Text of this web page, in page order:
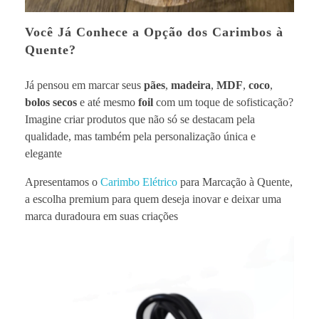
m
M
a
r
c
a
Você Já Conhece a Opção dos Carimbos à
Quente?
Já pensou em marcar seus pães, madeira, MDF, coco,
bolos secos e até mesmo foil com um toque de sofisticação?
Imagine criar produtos que não só se destacam pela
qualidade, mas também pela personalização única e
elegante
Apresentamos o Carimbo Elétrico para Marcação à Quente,
a escolha premium para quem deseja inovar e deixar uma
marca duradoura em suas criações